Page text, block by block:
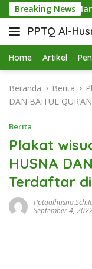
Breaking News
Laris Manis Diserbu
PPTQ Al-
Bukit Raja
Home Artikel
Beranda Berita
DAN BAITUL
Berita
Plakat
HUSNA
Terdaftar
September 4,